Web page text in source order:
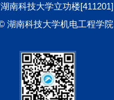
南科技大学立功楼[411201]
湖南科技大学机电工程学院